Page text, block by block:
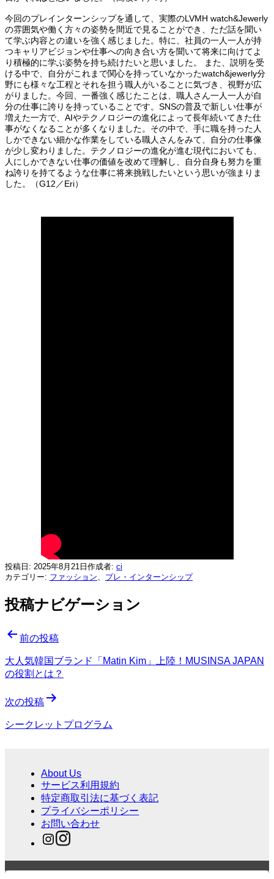
今回のプレインターンシップを通して、実際のLVMH watch&Jewerly
の雰囲気や働く方々の姿勢を間近で見ることができ、ただ話を聞い
て学ぶ内容との違いを強く感じました。特に、社員の一人一人が持
つキャリアビジョンや仕事への向き合い方を聞いて将来に向けてよ
り積極的に学ぶ姿勢を持ち続けたいと思いました。 また、説明を受
ける中で、自分がこれまで関心を持っていなかったwatch&jewerly分
野にも様々な工程とそれを担う職人がいることに気づき、視野が広
がりました。今回、一番強く感じたことは、職人さん一人一人が自
分の仕事に誇りを持っていることです。SNSの普及で新しい仕事が
増えた一方で、AIやテクノロジーの進化によって長年続いてきた仕
事がなくなることが多くなりました。その中で、手に職を持った人
しかできない細かな作業をしている職人さんをみて、自分の仕事像
が少し変わりました。テクノロジーの進化が進む現代においても、
人にしかできない仕事の価値を改めて理解し、自分自身も努力を重
ね誇りを持てるような仕事に将来挑戦したいという思いが強まりま
した。（G12／Eri）
投稿日: 2025年8月21日 作成者: ci
カテゴリー: ファッション プレ・インターンシップ
投稿ナビゲーション
前の投稿
大人気韓国ブランド「Matin Kim」上陸！MUSINSA JAPAN
の役割とは？
次の投稿
シークレットプログラム
About Us
サービス利用規約
特定商取引法に基づく表記
プライバシーポリシー
お問い合わせ